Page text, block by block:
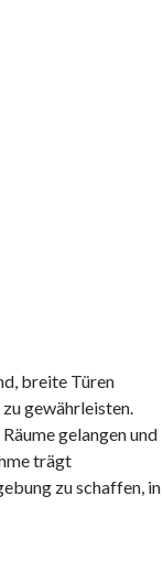
breite Türen
gewährleisten.
gelangen und
trägt
zu schaffen, in